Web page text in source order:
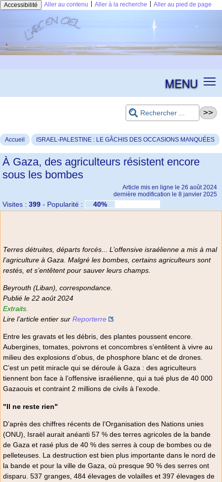
Accessibilité Aller au contenu Aller à la recherche Aller au pied de page
MENU
Accueil ISRAEL-PALESTINE : LE GÂCHIS DES OCCASIONS MANQUÉES
À Gaza, des agriculteurs résistent encore
sous les bombes
Article mis en ligne le 26 août 2024
dernière modification le 8 janvier 2025
Visites : 399 - Popularité : 40%
Terres détruites, départs forcés... L’offensive israélienne a mis à mal
l’agriculture à Gaza. Malgré les bombes, certains agriculteurs sont
restés, et s’entêtent pour sauver leurs champs.
Beyrouth (Liban), correspondance.
Publié le 22 août 2024
Extraits.
Lire l’article entier sur Reporterre
Entre les gravats et les débris, des plantes poussent encore.
Aubergines, tomates, poivrons et concombres s’entêtent à vivre au
milieu des explosions d’obus, de phosphore blanc et de drones.
C’est un petit miracle qui se déroule à Gaza : des agriculteurs
tiennent bon face à l’offensive israélienne, qui a tué plus de 40 000
Gazaouis et contraint 2 millions de civils à l’exode.
"Il ne reste rien"
D’après des chiffres récents de l’Organisation des Nations unies
(ONU), Israël aurait anéanti 57 % des terres agricoles de la bande
de Gaza et rasé plus de 40 % des serres à coup de bombes ou de
pelleteuses. La destruction est bien plus importante dans le nord de
la bande et pour la ville de Gaza, où presque 90 % des serres ont
disparu. 537 granges, 484 élevages de volailles et 397 élevages de